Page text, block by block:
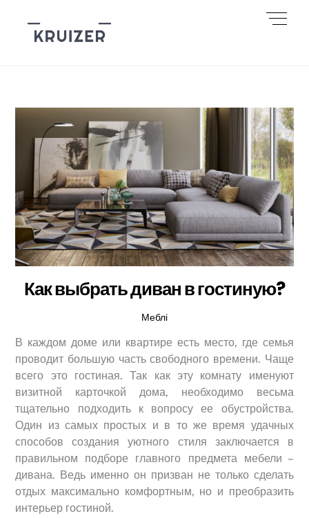
content
Как выбрать диван в гостиную?
Меблі
В каждом доме или квартире есть место, где семья
проводит большую часть свободного времени. Чаще
всего это гостиная. Так как эту комнату именуют
визитной карточкой дома, необходимо весьма
тщательно подходить к вопросу ее обустройства.
Один из самых простых и в то же время удачных
способов создания уютного стиля заключается в
правильном подборе главного предмета мебели –
дивана. Ведь именно он призван не только сделать
отдых максимально комфортным, но и преобразить
интерьер гостиной.